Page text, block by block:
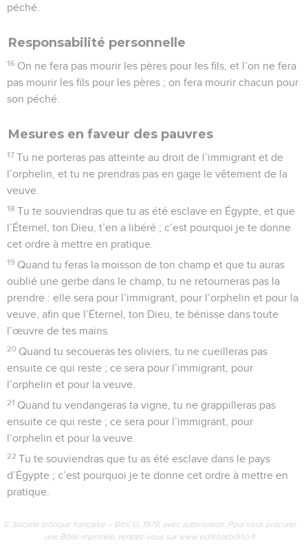
péché.
Responsabilité personnelle
16 On ne fera pas mourir les pères pour les fils, et l’on ne fera
pas mourir les fils pour les pères ; on fera mourir chacun pour
son péché.
Mesures en faveur des pauvres
17 Tu ne porteras pas atteinte au droit de l’immigrant et de
l’orphelin, et tu ne prendras pas en gage le vêtement de la
veuve.
18 Tu te souviendras que tu as été esclave en Égypte, et que
l’Éternel, ton Dieu, t’en a libéré ; c’est pourquoi je te donne
cet ordre à mettre en pratique.
19 Quand tu feras la moisson de ton champ et que tu auras
oublié une gerbe dans le champ, tu ne retourneras pas la
prendre : elle sera pour l’immigrant, pour l’orphelin et pour la
veuve, afin que l’Éternel, ton Dieu, te bénisse dans toute
l’œuvre de tes mains.
20 Quand tu secoueras tes oliviers, tu ne cueilleras pas
ensuite ce qui reste ; ce sera pour l’immigrant, pour
l’orphelin et pour la veuve.
21 Quand tu vendangeras ta vigne, tu ne grappilleras pas
ensuite ce qui reste ; ce sera pour l’immigrant, pour
l’orphelin et pour la veuve.
22 Tu te souviendras que tu as été esclave dans le pays
d’Égypte ; c’est pourquoi je te donne cet ordre à mettre en
pratique.
© Société biblique française – Bibli’O, 1978, avec autorisation. Pour vous procurer
une Bible imprimée, rendez-vous sur www.editionsbiblio.fr